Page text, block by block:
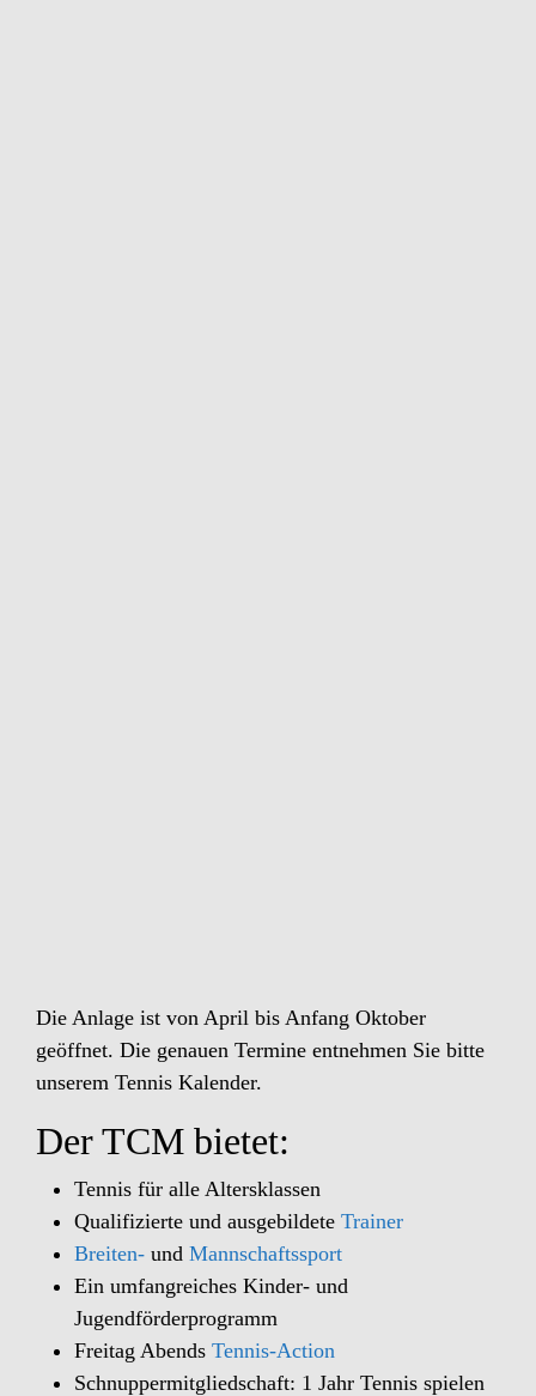
Die Anlage ist von April bis Anfang Oktober
geöffnet. Die genauen Termine entnehmen Sie bitte
unserem Tennis Kalender.
Der TCM bietet:
Tennis für alle Altersklassen
Qualifizierte und ausgebildete Trainer
Breiten- und Mannschaftssport
Ein umfangreiches Kinder- und
Jugendförderprogramm
Freitag Abends Tennis-Action
Schnuppermitgliedschaft: 1 Jahr Tennis spielen